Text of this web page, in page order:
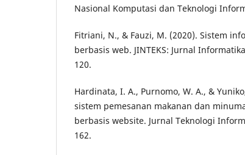
Nasional Komputasi dan Teknologi
Fitriani, N., & Fauzi, M. (2020). Sistem
berbasis web. JINTEKS: Jurnal
120.
Hardinata, I. A., Purnomo, W. A., &
sistem pemesanan makanan dan
berbasis website. Jurnal Teknologi
162.